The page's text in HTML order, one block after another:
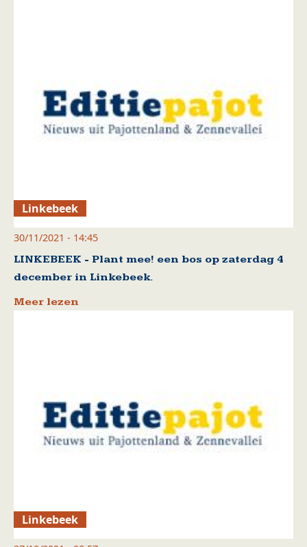
Linkebeek
30/11/2021 - 14:45
LINKEBEEK - Plant mee! een bos op zaterdag 4
december in Linkebeek.
Meer lezen
Linkebeek